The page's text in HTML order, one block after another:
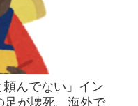
んでない」イン
足が壊死、海外で